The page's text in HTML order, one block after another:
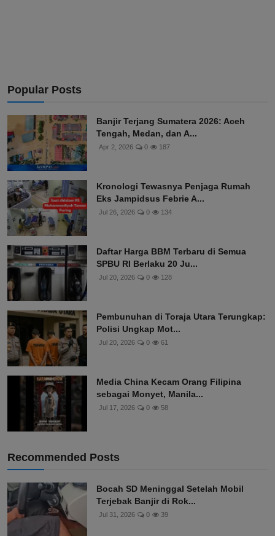
Popular Posts
Banjir Terjang Sumatera 2026: Aceh
Tengah, Medan, dan A...
Apr 2, 2026 0 187
Kronologi Tewasnya Penjaga Rumah
Eks Jampidsus Febrie A...
Jul 26, 2026 0 134
Daftar Harga BBM Terbaru di Semua
SPBU RI Berlaku 20 Ju...
Jul 20, 2026 0 128
Pembunuhan di Toraja Utara Terungkap:
Polisi Ungkap Mot...
Jul 20, 2026 0 61
Media China Kecam Orang Filipina
sebagai Monyet, Manila...
Jul 17, 2026 0 58
Recommended Posts
Bocah SD Meninggal Setelah Mobil
Terjebak Banjir di Rok...
Jul 31, 2026 0 39